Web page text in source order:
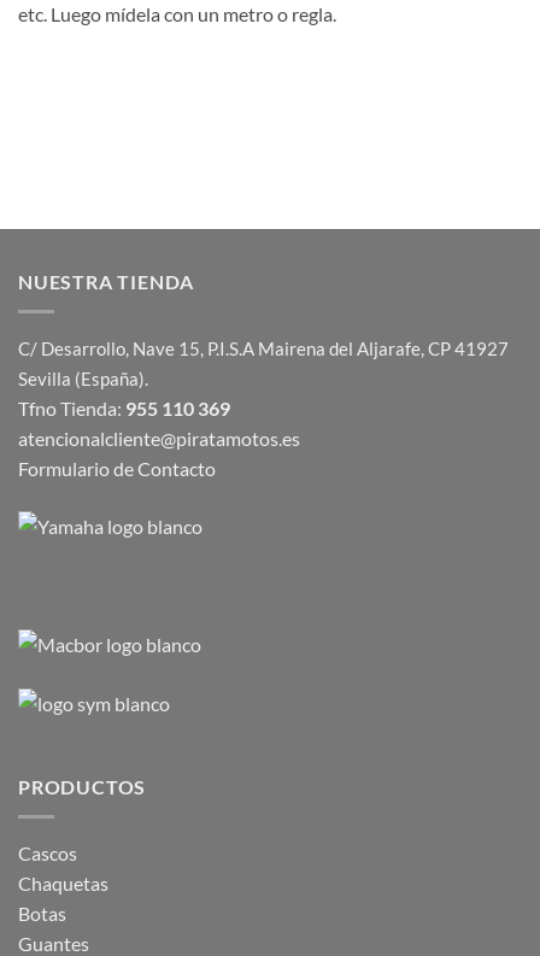
etc. Luego mídela con un metro o regla.
NUESTRA TIENDA
C/ Desarrollo, Nave 15, P.I.S.A Mairena del Aljarafe, CP 41927
Sevilla (España).
Tfno Tienda: 955 110 369
atencionalcliente@piratamotos.es
Formulario de Contacto
PRODUCTOS
Cascos
Chaquetas
Botas
Guantes